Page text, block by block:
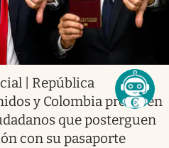
| República
y Colombia prohíben
que posterguen
con su pasaporte